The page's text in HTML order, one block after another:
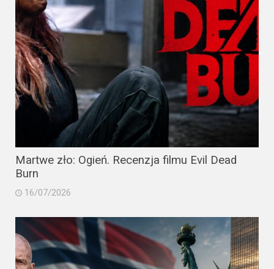
Martwe zło: Ogień. Recenzja filmu Evil Dead
Burn
16/07/2026